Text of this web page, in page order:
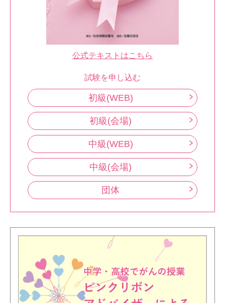
公式テキストはこちら
試験を申し込む
初級(WEB)
初級(会場)
中級(WEB)
中級(会場)
団体